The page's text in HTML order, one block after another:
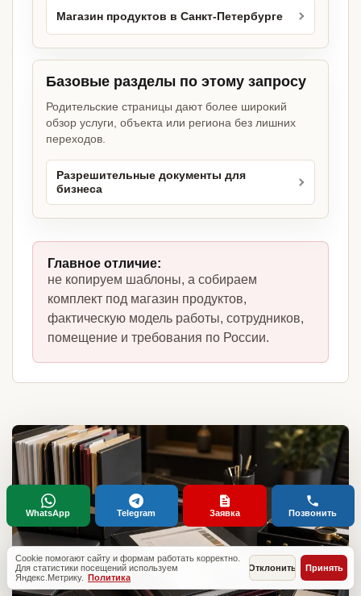
Магазин продуктов в Санкт-Петербурге
Базовые разделы по этому запросу
Родительские страницы дают более широкий
обзор услуги, объекта или региона без лишних
переходов.
Разрешительные документы для
бизнеса
Главное отличие:
не копируем шаблоны, а собираем
комплект под магазин продуктов,
фактическую модель работы, сотрудников,
помещение и требования по России.
Cookie помогают сайту и формам работать корректно.
Для статистики посещений используем
Яндекс.Метрику. Политика
Отклонить Принять
WhatsApp Telegram Заявка Позвонить